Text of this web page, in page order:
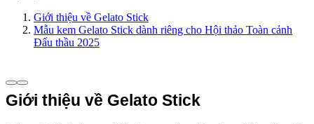
Giới thiệu về Gelato Stick
Mẫu kem Gelato Stick dành riêng cho Hội thảo Toàn cảnh
Đấu thầu 2025
Giới thiệu về Gelato Stick